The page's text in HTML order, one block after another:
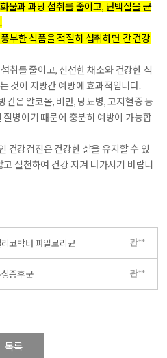
물과 과당 섭취를 줄이고, 단백질을 균
부한 식품을 적절히 섭취하면 간 건강
취를 줄이고, 신선한 채소와 건강한 식
것이 지방간 예방에 효과적입니다.
간은 알코올, 비만, 당뇨병, 고지혈증 등
병이기 때문에 충분히 예방이 가능합
건강검진은 건강한 삶을 유지할 수 있
실천하여 건강 지켜 나가시기 바랍니
코박터 파일로리균 관**
증후군 관**
목록